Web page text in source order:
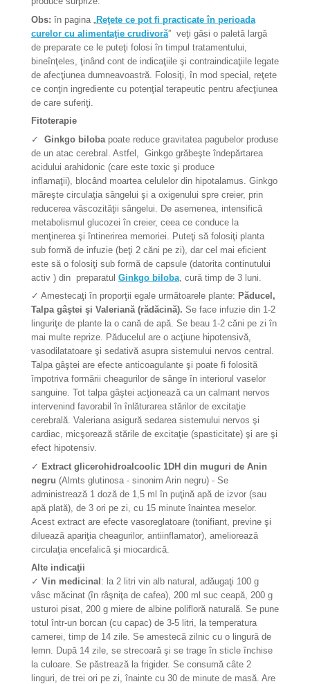
Obs: în pagina „ Reţete ce pot fi practicate în perioada
curelor cu alimentaţie crudivoră” veţi găsi o paletă largă
de preparate ce le puteţi folosi în timpul tratamentului,
bineînţeles, ţinând cont de indicaţiile şi contraindicaţiile legate
de afecţiunea dumneavoastră. Folosiţi, în mod special, reţete
ce conţin ingrediente cu potenţial terapeutic pentru afecţiunea
de care suferiţi.
Fitoterapie
✓
Ginkgo biloba poate reduce gravitatea pagubelor produse
de un atac cerebral. Astfel, Ginkgo grăbeşte îndepărtarea
acidului arahidonic (care este toxic şi produce
inflamaţii), blocând moartea celulelor din hipotalamus. Ginkgo
măreşte circulaţia sângelui şi a oxigenului spre creier, prin
reducerea vâscozităţii sângelui. De asemenea, intensifică
metabolismul glucozei în creier, ceea ce conduce la
menţinerea şi întinerirea memoriei. Puteţi să folosiţi planta
sub formă de infuzie (beţi 2 căni pe zi), dar cel mai eficient
este să o folosiţi sub formă de capsule (datorita continutului
activ ) din preparatul Ginkgo biloba , cură timp de 3 luni.
✓ Amestecaţi în proporţii egale următoarele plante: Păducel,
Talpa gâştei şi Valeriană (rădăcină). Se face infuzie din 1-2
linguriţe de plante la o cană de apă. Se beau 1-2 căni pe zi în
mai multe reprize. Păducelul are o acţiune hipotensivă,
vasodilatatoare şi sedativă asupra sistemului nervos central.
Talpa gâştei are efecte anticoagulante şi poate fi folosită
împotriva formării cheagurilor de sânge în interiorul vaselor
sanguine. Tot talpa gâştei acţionează ca un calmant nervos
intervenind favorabil în înlăturarea stărilor de excitaţie
cerebrală. Valeriana asigură sedarea sistemului nervos şi
cardiac, micşorează stările de excitaţie (spasticitate) şi are şi
efect hipotensiv.
✓ Extract glicerohidroalcoolic 1DH din muguri de Anin
negru (Almts glutinosa - sinonim Arin negru) - Se
administrează 1 doză de 1,5 ml în puţină apă de izvor (sau
apă plată), de 3 ori pe zi, cu 15 minute înaintea meselor.
Acest extract are efecte vasoreglatoare (tonifiant, previne şi
diluează apariţia cheagurilor, antiinflamator), ameliorează
circulaţia encefalică şi miocardică.
Alte indicaţii
✓ Vin medicinal : la 2 litri vin alb natural, adăugaţi 100 g
vâsc măcinat (în râşniţa de cafea), 200 ml suc ceapă, 200 g
usturoi pisat, 200 g miere de albine polifloră naturală. Se pune
totul într-un borcan (cu capac) de 3-5 litri, la temperatura
camerei, timp de 14 zile. Se amestecă zilnic cu o lingură de
lemn. După 14 zile, se strecoară şi se trage în sticle închise
la culoare. Se păstrează la frigider. Se consumă câte 2
linguri, de trei ori pe zi, înainte cu 30 de minute de masă. Are